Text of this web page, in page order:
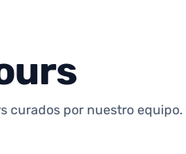
curados por nuestro equipo.